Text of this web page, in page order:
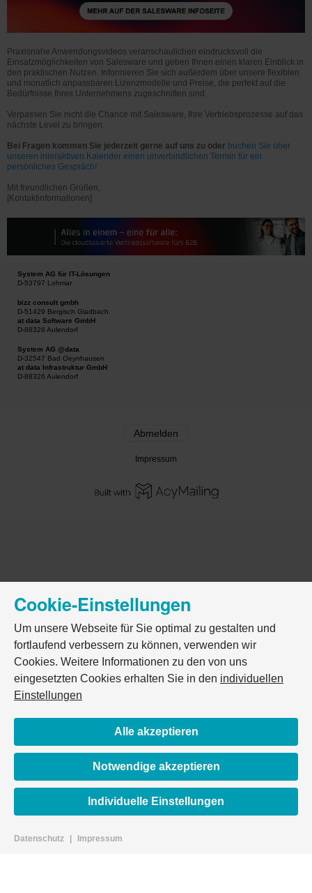
Cookie-Einstellungen
Um unsere Webseite für Sie optimal zu gestalten und
fortlaufend verbessern zu können, verwenden wir
Cookies. Weitere Informationen zu den von uns
eingesetzten Cookies erhalten Sie in den individuellen
Einstellungen
Alle akzeptieren
Notwendige akzeptieren
Datenschutz Impressum
Individuelle Einstellungen